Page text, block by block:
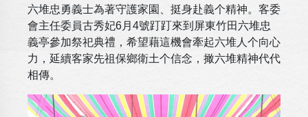
六堆忠勇義士為著守護家園、挺身赴義个精神。客委
會主任委員古秀妃6月4號䟓䟓來到屏東竹田六堆忠
義亭參加祭祀典禮，希望藉這機會牽起六堆人个向心
力，延續客家先祖保鄉衛土个信念，撖六堆精神代代
相傳。